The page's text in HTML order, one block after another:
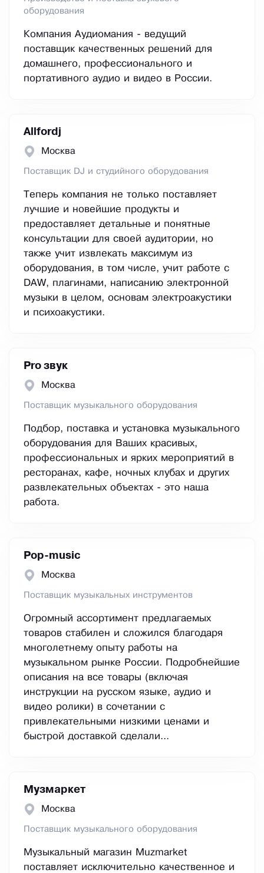
оборудования
Компания Аудиомания - ведущий
поставщик качественных решений для
домашнего, профессионального и
портативного аудио и видео в России.
Allfordj
Москва
Поставщик DJ и студийного оборудования
Теперь компания не только поставляет
лучшие и новейшие продукты и
предоставляет детальные и понятные
консультации для своей аудитории, но
также учит извлекать максимум из
оборудования, в том числе, учит работе с
DAW, плагинами, написанию электронной
музыки в целом, основам электроакустики
и психоакустики.
Pro звук
Москва
Поставщик музыкального оборудования
Подбор, поставка и установка музыкального
оборудования для Ваших красивых,
профессиональных и ярких мероприятий в
ресторанах, кафе, ночных клубах и других
развлекательных объектах - это наша
работа.
Pop-music
Москва
Поставщик музыкальных инструментов
Огромный ассортимент предлагаемых
товаров стабилен и сложился благодаря
многолетнему опыту работы на
музыкальном рынке России. Подробнейшие
описания на все товары (включая
инструкции на русском языке, аудио и
видео ролики) в сочетании с
привлекательными низкими ценами и
быстрой доставкой сделали...
Музмаркет
Москва
Поставщик музыкального оборудования
Музыкальный магазин Muzmarket
поставляет исключительно качественное и